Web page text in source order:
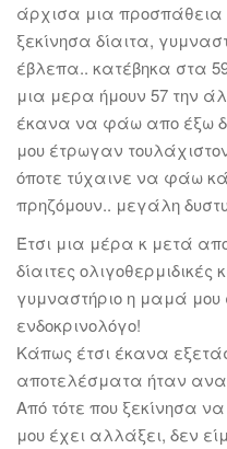
άρχισα μια
ξεκίνησα δίαιτα,
έβλεπα.. κατέβηκα στα
μια μερα ήμουν 57 την
έκανα να φάω απο έξω
μου έτρωγαν
όποτε τύχαινε να φάω
πρηζόμουν.. μεγάλη
Έτσι μια μέρα κ μετά
δίαιτες
γυμναστήριο η μαμά μου
ενδοκρινολόγο!
Κάπως έτσι έκανα
αποτελέσματα ήταν
Από τότε που ξεκίνησα
μου έχει αλλάξει, δεν